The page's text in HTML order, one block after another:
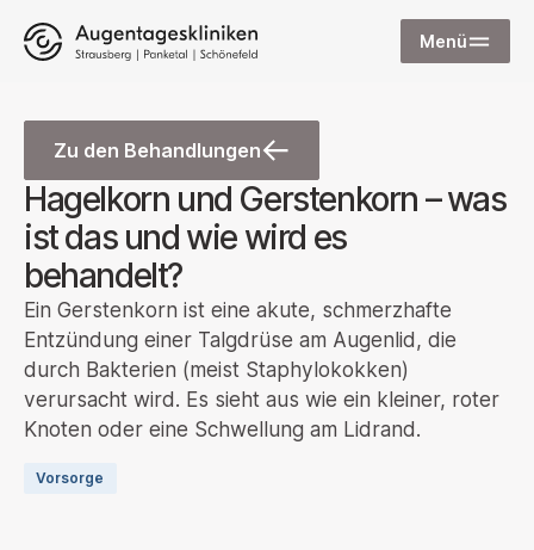
Menü
Zu den Behandlungen
Hagelkorn und Gerstenkorn – was
ist das und wie wird es
behandelt?
Ein Gerstenkorn ist eine akute, schmerzhafte
Entzündung einer Talgdrüse am Augenlid, die
durch Bakterien (meist Staphylokokken)
verursacht wird. Es sieht aus wie ein kleiner, roter
Knoten oder eine Schwellung am Lidrand.
Vorsorge